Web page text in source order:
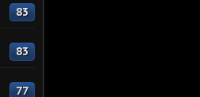
83
83
77